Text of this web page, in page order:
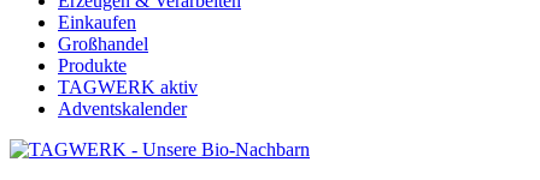
Einkaufen
Großhandel
Produkte
TAGWERK aktiv
Adventskalender